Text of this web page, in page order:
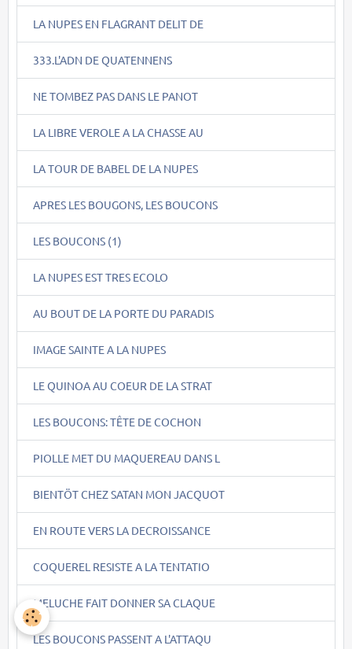
LA NUPES EN FLAGRANT DELIT DE
333.L'ADN DE QUATENNENS
NE TOMBEZ PAS DANS LE PANOT
LA LIBRE VEROLE A LA CHASSE AU
LA TOUR DE BABEL DE LA NUPES
APRES LES BOUGONS, LES BOUCONS
LES BOUCONS (1)
LA NUPES EST TRES ECOLO
AU BOUT DE LA PORTE DU PARADIS
IMAGE SAINTE A LA NUPES
LE QUINOA AU COEUR DE LA STRAT
LES BOUCONS: TÊTE DE COCHON
PIOLLE MET DU MAQUEREAU DANS L
BIENTÖT CHEZ SATAN MON JACQUOT
EN ROUTE VERS LA DECROISSANCE
COQUEREL RESISTE A LA TENTATIO
MELUCHE FAIT DONNER SA CLAQUE
LES BOUCONS PASSENT A L'ATTAQU